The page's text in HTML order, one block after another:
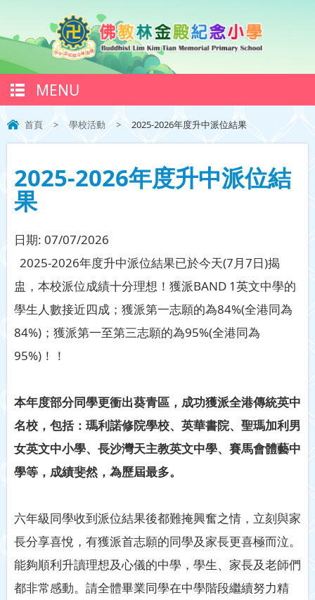
MENU
首頁 > 學校活動 > 2025-2026年度升中派位結果
2025-2026年度升中派位結
果
日期: 07/07/2026
2025-2026年度升中派位結果已於今天(7月7日)揭
盅，本校派位成績十分理想！獲派BAND 1英文中學的
學生人數接近四成；獲派第一志願的為84%(全港同為
84%)；獲派第一至第三志願的為95%(全港同為
95%)！！
本年度部分同學更衝出葵青區，成功獲派全港傳統英中
名校，包括：瑪利諾修院學校、英華書院、聖瑪加利男
女英文中小學、長沙灣天主教英文中學、賽馬會體藝中
學等，成績斐然，為歷屆最多。
六年級同學收到派位結果後都難掩興奮之情，立刻與家
長分享喜悅，有獲派首志願的同學及家長更喜極而泣。
能夠順利升讀理想及心儀的中學，學生、家長及老師們
都非常感動。請全體畢業同學在中學階段繼續努力精